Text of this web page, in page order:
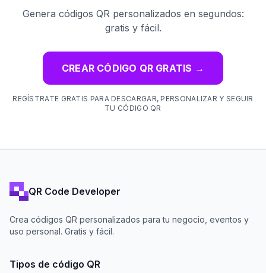
Genera códigos QR personalizados en segundos:
gratis y fácil.
CREAR CÓDIGO QR GRATIS →
REGÍSTRATE GRATIS PARA DESCARGAR, PERSONALIZAR Y SEGUIR
TU CÓDIGO QR
QR Code Developer
Crea códigos QR personalizados para tu negocio, eventos y
uso personal. Gratis y fácil.
Tipos de código QR